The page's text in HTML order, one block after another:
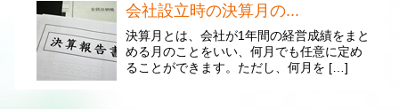
会社設立時の決算月の...
決算月とは、会社が1年間の経営成績をまと
める月のことをいい、何月でも任意に定め
ることができます。ただし、何月を […]